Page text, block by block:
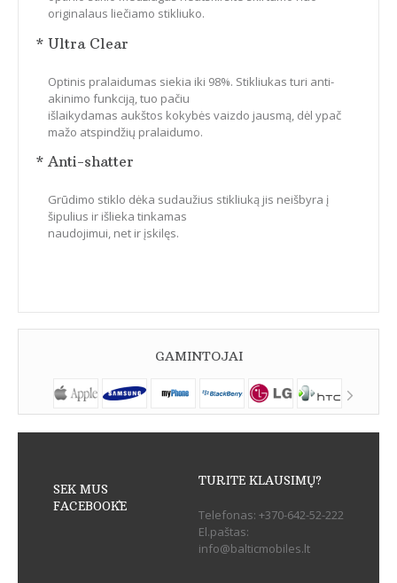
originalaus liečiamo stikliuko.
* Ultra Clear
Optinis pralaidumas siekia iki 98%. Stikliukas turi anti-
akinimo funkciją, tuo pačiu
išlaikydamas aukštos kokybės vaizdo jausmą, dėl ypač
mažo atspindžių pralaidumo.
* Anti-shatter
Grūdimo stiklo dėka sudaužius stikliuką jis neišbyra į
šipulius ir išlieka tinkamas
naudojimui, net ir įskilęs.
GAMINTOJAI
SEK MUS
FACEBOOK`E
TURITE KLAUSIMŲ?
Telefonas: +370-642-52-222
El.paštas:
info@balticmobiles.lt